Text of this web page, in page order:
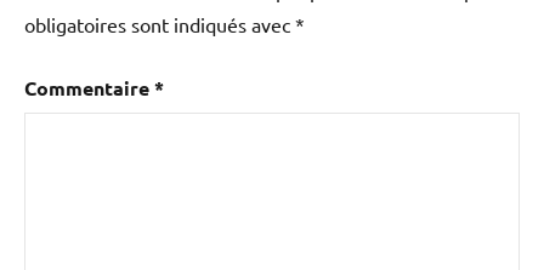
obligatoires sont indiqués avec *
Commentaire*